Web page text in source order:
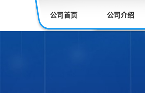
公司首页 公司介绍